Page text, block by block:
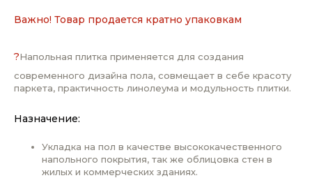
Важно! Товар продается кратно упаковкам
?Напольная плитка применяется для создания
современного дизайна пола, совмещает в себе красоту
паркета, практичность линолеума и модульность плитки.
Назначение:
Укладка на пол в качестве высококачественного
напольного покрытия, так же облицовка стен в
жилых и коммерческих зданиях.